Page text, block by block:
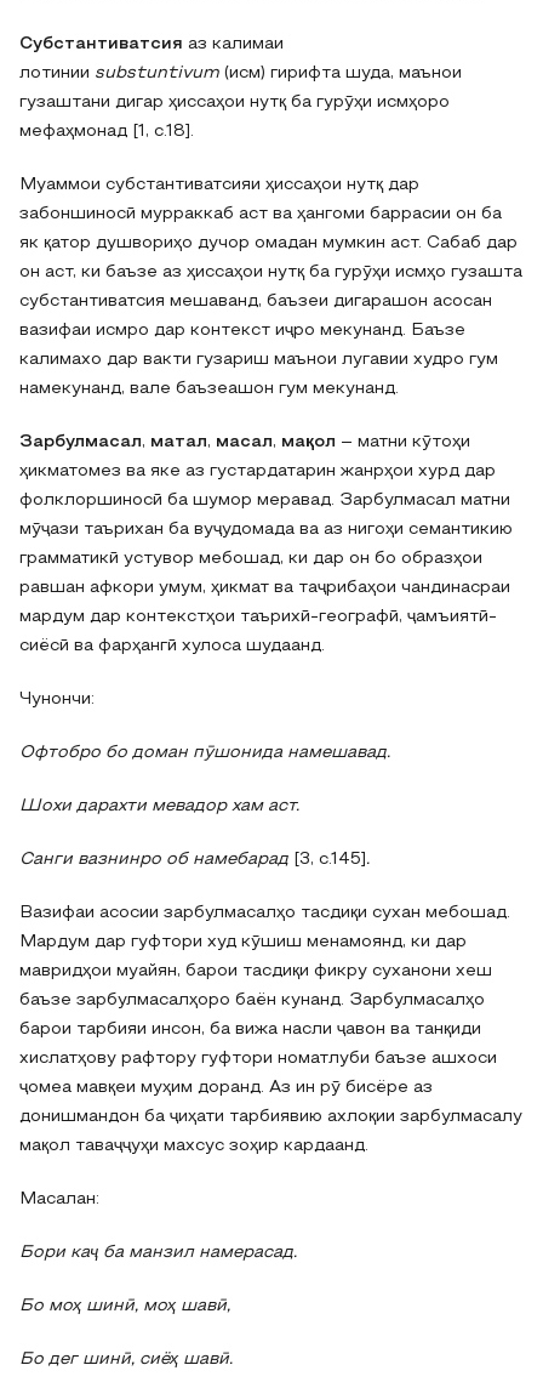
Субстантиватсия аз калимаи
лотинии substuntivum (исм) гирифта шуда, маънои
гузаштани дигар ҳиссаҳои нутқ ба гурӯҳи исмҳоро
мефаҳмонад [1, с.18].
Муаммои субстантиватсияи ҳиссаҳои нутқ дар
забоншиносӣ мурраккаб аст ва ҳангоми баррасии он ба
як қатор душвориҳо дучор омадан мумкин аст. Сабаб дар
он аст, ки баъзе аз ҳиссаҳои нутқ ба гурӯҳи исмҳо гузашта
субстантиватсия мешаванд, баъзеи дигарашон асосан
вазифаи исмро дар контекст иҷро мекунанд. Баъзе
калимахо дар вакти гузариш маънои лугавии худро гум
намекунанд, вале баъзеашон гум мекунанд.
Зарбулмасал, матал, масал, мақол – матни кӯтоҳи
ҳикматомез ва яке аз густардатарин жанрҳои хурд дар
фолклоршиносӣ ба шумор меравад. Зарбулмасал матни
мӯҷази таърихан ба вуҷудомада ва аз нигоҳи семантикию
грамматикӣ устувор мебошад, ки дар он бо образҳои
равшан афкори умум, ҳикмат ва таҷрибаҳои чандинасраи
мардум дар контекстҳои таърихӣ-географӣ, ҷамъиятӣ-
сиёсӣ ва фарҳангӣ хулоса шудаанд.
Чунончи:
Офтобро бо доман пӯшонида намешавад.
Шохи дарахти мевадор хам аст.
Санги вазнинро об намебарад [3, с.145] .
Вазифаи асосии зарбулмасалҳо тасдиқи сухан мебошад.
Мардум дар гуфтори худ кӯшиш менамоянд, ки дар
мавридҳои муайян, барои тасдиқи фикру суханони хеш
баъзе зарбулмасалҳоро баён кунанд. Зарбулмасалҳо
барои тарбияи инсон, ба вижа насли ҷавон ва танқиди
хислатҳову рафтору гуфтори номатлуби баъзе ашхоси
ҷомеа мавқеи муҳим доранд. Аз ин рӯ бисёре аз
донишмандон ба ҷиҳати тарбиявию ахлоқии зарбулмасалу
мақол таваҷҷуҳи махсус зоҳир кардаанд.
Масалан:
Бори каҷ ба манзил намерасад.
Бо моҳ шинӣ, моҳ шавӣ,
Бо дег шинӣ, сиёҳ шавӣ.